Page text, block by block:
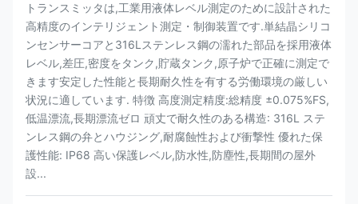
トランスミッタは,工業用液体レベル測定のために設計された
高精度のインテリジェント測定・制御装置です.単結晶シリコ
ンセンサーコアと316Lステンレス鋼の濡れた部品を採用液体
レベル,差圧,密度をタンク,貯蔵タンク,原子炉で正確に測定で
きます安定した性能と長期耐久性を有する労働環境の厳しい
状況に適しています. 特徴 高度測定精度:総精度 ±0.075%FS,
低温漂流,長期漂流ゼロ 頑丈で耐久性のある構造: 316L ステ
ンレス鋼の弁とハウジング,耐腐蝕性および衝撃性 優れた保
護性能: IP68 高い保護レベル,防水性,防塵性,長期間の屋外
設...